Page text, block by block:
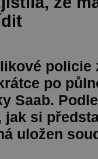
policie
po
Saab.
si
uložen